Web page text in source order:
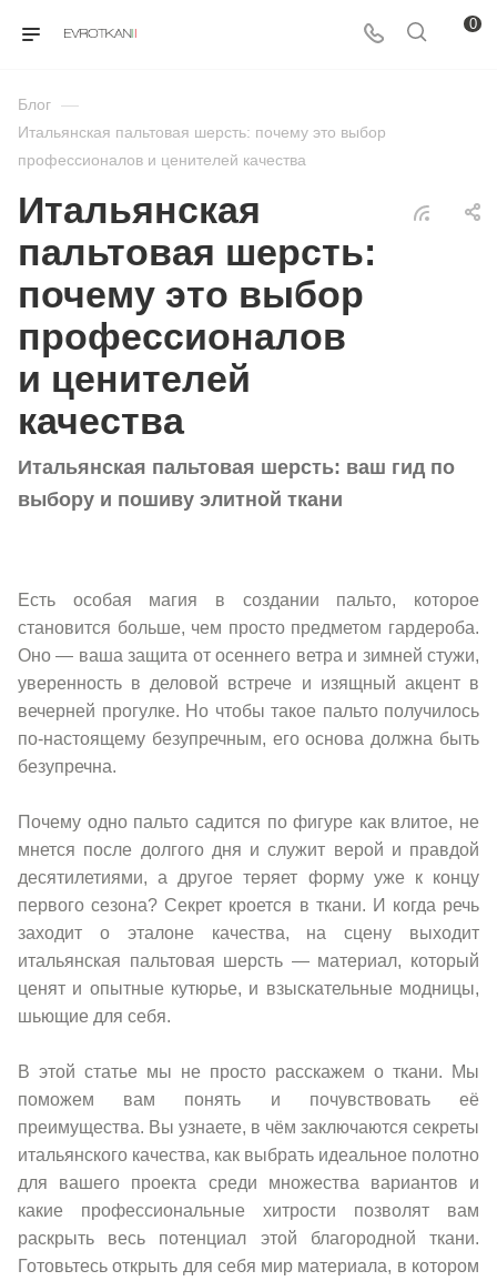
0
Блог —
Итальянская пальтовая шерсть: почему это выбор
профессионалов и ценителей качества
Итальянская
пальтовая шерсть:
почему это выбор
профессионалов
и ценителей
качества
Итальянская пальтовая шерсть: ваш гид по
выбору и пошиву элитной ткани
Есть особая магия в создании пальто, которое
становится больше, чем просто предметом гардероба.
Оно — ваша защита от осеннего ветра и зимней стужи,
уверенность в деловой встрече и изящный акцент в
вечерней прогулке. Но чтобы такое пальто получилось
по-настоящему безупречным, его основа должна быть
безупречна.
Почему одно пальто садится по фигуре как влитое, не
мнется после долгого дня и служит верой и правдой
десятилетиями, а другое теряет форму уже к концу
первого сезона? Секрет кроется в ткани. И когда речь
заходит о эталоне качества, на сцену выходит
итальянская пальтовая шерсть — материал, который
ценят и опытные кутюрье, и взыскательные модницы,
шьющие для себя.
В этой статье мы не просто расскажем о ткани. Мы
поможем вам понять и почувствовать её
преимущества. Вы узнаете, в чём заключаются секреты
итальянского качества, как выбрать идеальное полотно
для вашего проекта среди множества вариантов и
какие профессиональные хитрости позволят вам
раскрыть весь потенциал этой благородной ткани.
Готовьтесь открыть для себя мир материала, в котором